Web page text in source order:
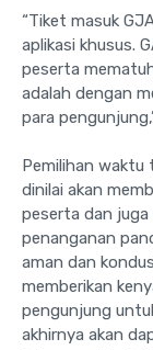
“Tiket masuk
aplikasi khusus.
peserta
adalah dengan
para
Pemilihan waktu
dinilai akan
peserta dan juga
penanganan
aman dan
memberikan
pengunjung
akhirnya akan